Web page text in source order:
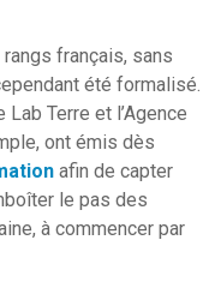
rangs français, sans
été formalisé.
Lab Terre et l’Agence
ont émis dès
afin de capter
le pas des
à commencer par